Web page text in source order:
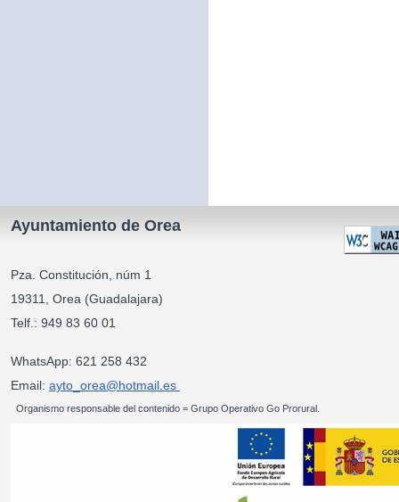
Ayuntamiento de Orea
Pza. Constitución, núm 1
19311, Orea (Guadalajara)
Telf.: 949 83 60 01
WhatsApp: 621 258 432
Email: ayto_orea@hotmail.es
Organismo responsable del contenido = Grupo Operativo Go Prorural.